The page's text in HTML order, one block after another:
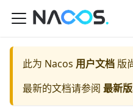
此为 Nacos 用户文档 版
最新的文档请参阅 最新